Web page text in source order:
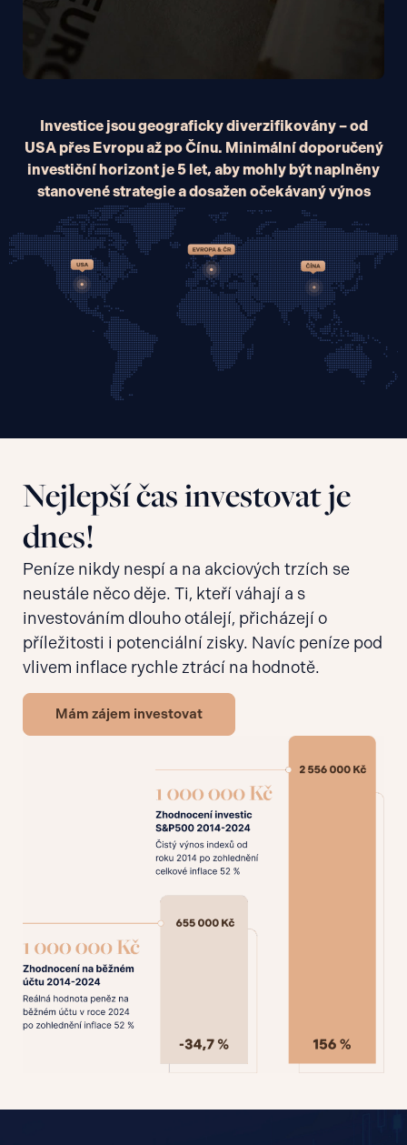
Investice jsou geograficky diverzifikovány – od
USA přes Evropu až po Čínu. Minimální doporučený
investiční horizont je 5 let, aby mohly být naplněny
stanovené strategie a dosažen očekávaný výnos
Nejlepší čas investovat je
dnes!
Peníze nikdy nespí a na akciových trzích se
neustále něco děje. Ti, kteří váhají a s
investováním dlouho otálejí, přicházejí o
příležitosti i potenciální zisky. Navíc peníze pod
vlivem inflace rychle ztrácí na hodnotě.
Mám zájem investovat